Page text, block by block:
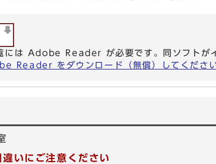
には Adobe Reader が必要です。同ソフトが
Reader をダウンロード（無償）してください
いにご注意ください